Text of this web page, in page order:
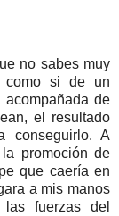
no sabes muy
como si de un
acompañada de
el resultado
conseguirlo. A
promoción de
que caería en
a mis manos
fuerzas del